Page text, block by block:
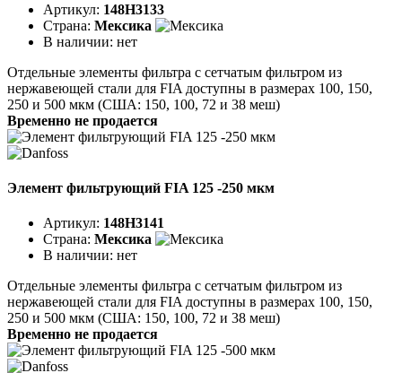
Артикул: 148H3133
Страна: Мексика
В наличии: нет
Отдельные элементы фильтра с сетчатым фильтром из
нержавеющей стали для FIA доступны в размерах 100, 150,
250 и 500 мкм (США: 150, 100, 72 и 38 меш)
Временно не продается
Элемент фильтрующий FIA 125 -250 мкм
Артикул: 148H3141
Страна: Мексика
В наличии: нет
Отдельные элементы фильтра с сетчатым фильтром из
нержавеющей стали для FIA доступны в размерах 100, 150,
250 и 500 мкм (США: 150, 100, 72 и 38 меш)
Временно не продается